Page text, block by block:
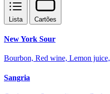
Lista Cartões
New York Sour
Bourbon, Red wine, Lemon
Sangria